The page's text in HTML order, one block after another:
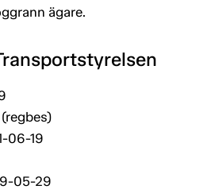
ägare.
06-19
05-29